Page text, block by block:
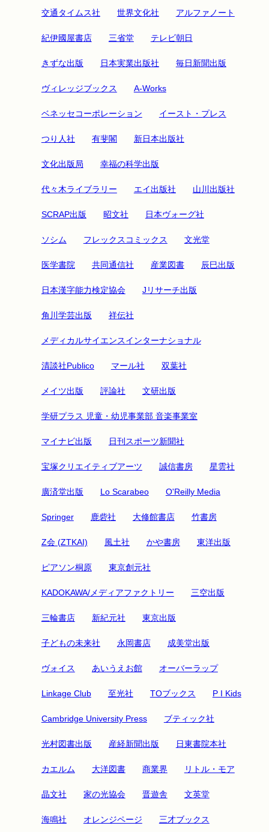
交通タイムス社 世界文化社 アルファノート
紀伊國屋書店 三省堂 テレビ朝日
きずな出版 日本実業出版社 毎日新聞出版
ヴィレッジブックス A-Works
ベネッセコーポレーション イースト・プレス
つり人社 有斐閣 新日本出版社
文化出版局 幸福の科学出版
代々木ライブラリー エイ出版社 山川出版社
SCRAP出版 昭文社 日本ヴォーグ社
ソシム フレックスコミックス 文光堂
医学書院 共同通信社 産業図書 辰巳出版
日本漢字能力検定協会 Jリサーチ出版
角川学芸出版 祥伝社
メディカルサイエンスインターナショナル
清談社Publico マール社 双葉社
メイツ出版 評論社 文研出版
学研プラス 児童・幼児事業部 音楽事業室
マイナビ出版 日刊スポーツ新聞社
宝塚クリエイティブアーツ 誠信書房 星雲社
廣済堂出版 Lo Scarabeo O'Reilly Media
Springer 鹿砦社 大修館書店 竹書房
Z会 (ZTKAI) 風土社 かや書房 東洋出版
ピアソン桐原 東京創元社
KADOKAWA/メディアファクトリー 三空出版
三輪書店 新紀元社 東京出版
子どもの未来社 永岡書店 成美堂出版
ヴォイス あいうえお館 オーバーラップ
Linkage Club 至光社 TOブックス P I Kids
Cambridge University Press ブティック社
光村図書出版 産経新聞出版 日東書院本社
カエルム 大洋図書 商業界 リトル・モア
晶文社 家の光協会 晋遊舎 文英堂
海鳴社 オレンジページ 三才ブックス